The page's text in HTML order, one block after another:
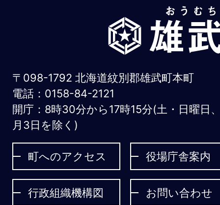
お
う
む
ち
ょ
う
〒098-1792 北海道紋別郡雄武町本町
電話：0158-84-2121
開庁：8時30分から17時15分(土・日曜日
月3日を除く)
町へのアクセス 役場庁舎案内
行政組織機構図 お問い合わせ